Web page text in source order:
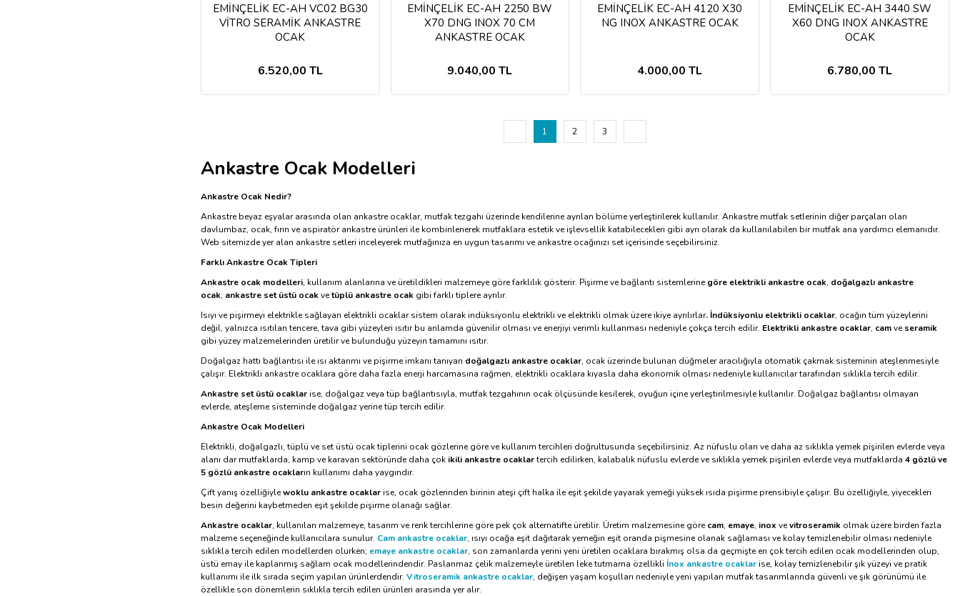
EMİNÇELİK EC-AH VC02 BG30
VİTRO SERAMİK ANKASTRE
OCAK
6.520,00 TL
EMİNÇELİK EC-AH 2250 BW
X70 DNG INOX 70 CM
ANKASTRE OCAK
9.040,00 TL
EMİNÇELİK EC-AH 4120 X30
NG INOX ANKASTRE OCAK
4.000,00 TL
EMİNÇELİK EC-AH 3440 SW
X60 DNG INOX ANKASTRE
OCAK
6.780,00 TL
1 2 3
Ankastre Ocak Modelleri
Ankastre Ocak Nedir?
Ankastre beyaz eşyalar arasında olan ankastre ocaklar, mutfak tezgahı üzerinde kendilerine ayrılan bölüme yerleştirilerek kullanılır. Ankastre mutfak setlerinin diğer parçaları olan
davlumbaz, ocak, fırın ve aspiratör ankastre ürünleri ile kombinlenerek mutfaklara estetik ve işlevsellik katabilecekleri gibi ayrı olarak da kullanılabilen bir mutfak ana yardımcı elemanıdır.
Web sitemizde yer alan ankastre setleri inceleyerek mutfağınıza en uygun tasarımı ve ankastre ocağınızı set içerisinde seçebilirsiniz.
Farklı Ankastre Ocak Tipleri
Ankastre ocak modelleri, kullanım alanlarına ve üretildikleri malzemeye göre farklılık gösterir. Pişirme ve bağlantı sistemlerinegöre elektrikli ankastre ocak, doğalgazlı ankastre
ocak, ankastre set üstü ocakvetüplü ankastre ocakgibi farklı tiplere ayrılır.
Isıyı ve pişirmeyi elektrikle sağlayan elektrikli ocaklar sistem olarak indüksiyonlu elektrikli ve elektrikli olmak üzere ikiye ayrılırlar. İndüksiyonlu elektrikli ocaklar, ocağın tüm yüzeylerini
değil, yalnızca ısıtılan tencere, tava gibi yüzeyleri ısıtır bu anlamda güvenilir olması ve enerjiyi verimli kullanması nedeniyle çokça tercih edilir. Elektrikli ankastre ocaklar, camveseramik
gibi yüzey malzemelerinden üretilir ve bulunduğu yüzeyin tamamını ısıtır.
Doğalgaz hattı bağlantısı ile ısı aktarımı ve pişirme imkanı tanıyan doğalgazlı ankastre ocaklar, ocak üzerinde bulunan düğmeler aracılığıyla otomatik çakmak sisteminin ateşlenmesiyle
çalışır. Elektrikli ankastre ocaklara göre daha fazla enerji harcamasına rağmen, elektrikli ocaklara kıyasla daha ekonomik olması nedeniyle kullanıcılar tarafından sıklıkla tercih edilir.
Ankastre set üstü ocaklarise, doğalgaz veya tüp bağlantısıyla, mutfak tezgahının ocak ölçüsünde kesilerek, oyuğun içine yerleştirilmesiyle kullanılır. Doğalgaz bağlantısı olmayan
evlerde, ateşleme sisteminde doğalgaz yerine tüp tercih edilir.
Ankastre Ocak Modelleri
Elektrikli, doğalgazlı, tüplü ve set üstü ocak tiplerini ocak gözlerine göre ve kullanım tercihleri doğrultusunda seçebilirsiniz. Az nüfuslu olan ve daha az sıklıkla yemek pişirilen evlerde veya
alanı dar mutfaklarda, kamp ve karavan sektöründe daha çok ikili ankastre ocaklartercih edilirken, kalabalık nüfuslu evlerde ve sıklıkla yemek pişirilen evlerde veya mutfaklarda 4 gözlü ve
5 gözlü ankastre ocakların kullanımı daha yaygındır.
Çift yanış özelliğiylewoklu ankastre ocaklarise, ocak gözlerinden birinin ateşi çift halka ile eşit şekilde yayarak yemeği yüksek ısıda pişirme prensibiyle çalışır. Bu özelliğiyle, yiyecekleri
besin değerini kaybetmeden eşit şekilde pişirme olanağı sağlar.
Ankastre ocaklar, kullanılan malzemeye, tasarım ve renk tercihlerine göre pek çok alternatifte üretilir. Üretim malzemesine görecam, emaye, inox vevitroseramikolmak üzere birden fazla
malzeme seçeneğinde kullanıcılara sunulur. Cam ankastre ocaklar, ısıyı ocağa eşit dağıtarak yemeğin eşit oranda pişmesine olanak sağlaması ve kolay temizlenebilir olması nedeniyle
sıklıkla tercih edilen modellerden olurken; emaye ankastre ocaklar, son zamanlarda yerini yeni üretilen ocaklara bırakmış olsa da geçmişte en çok tercih edilen ocak modellerinden olup,
üstü emay ile kaplanmış sağlam ocak modellerindendir. Paslanmaz çelik malzemeyle üretilen leke tutmama özellikli İnox ankastre ocaklar ise, kolay temizlenebilir şık yüzeyi ve pratik
kullanımı ile ilk sırada seçim yapılan ürünlerdendir. Vitroseramik ankastre ocaklar, değişen yaşam koşulları nedeniyle yeni yapılan mutfak tasarımlarında güvenli ve şık görünümü ile
özellikle son dönemlerin sıklıkla tercih edilen ürünleri arasında yer alır.